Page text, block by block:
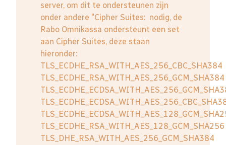
server, om dit te ondersteunen zijn
onder andere "Cipher Suites: nodig, de
Rabo Omnikassa ondersteunt een set
aan Cipher Suites, deze staan
hieronder:
TLS_ECDHE_RSA_WITH_AES_256_CBC_SHA384
TLS_ECDHE_RSA_WITH_AES_256_GCM_SHA384
TLS_ECDHE_RSA_WITH_AES_128_GCM_SHA256
TLS_DHE_RSA_WITH_AES_256_GCM_SHA384